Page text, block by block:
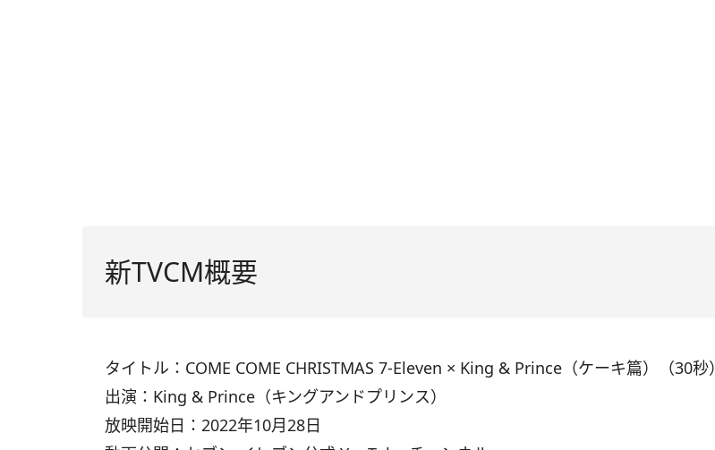
新TVCM概要
タイトル：COME COME CHRISTMAS 7-Eleven × King & Prince（ケーキ篇）（30秒）
出演：King & Prince（キングアンドプリンス）
放映開始日：2022年10月28日